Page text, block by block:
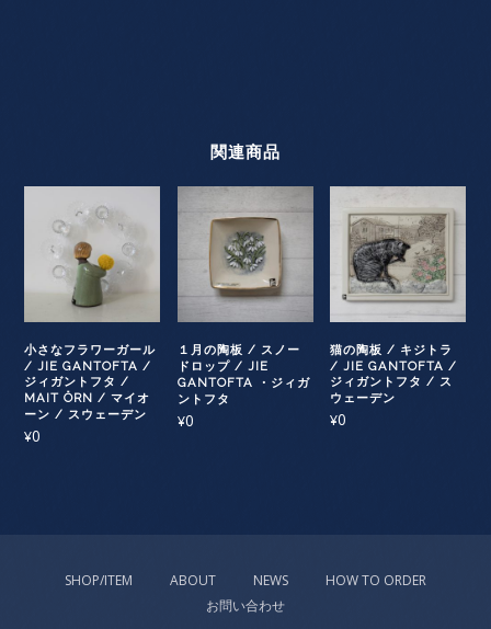
関連商品
小さなフラワーガール
/ JIE GANTOFTA /
ジィガントフタ /
MAIT ÖRN / マイオ
ーン / スウェーデン
¥0
１月の陶板 / スノー
ドロップ / JIE
GANTOFTA ・ジィガ
ントフタ
¥0
猫の陶板 / キジトラ
/ JIE GANTOFTA /
ジィガントフタ / ス
ウェーデン
¥0
SHOP/ITEM ABOUT NEWS
HOW TO ORDER
お問い合わせ